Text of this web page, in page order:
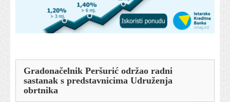
Gradonačelnik Peršurić održao radni
sastanak s predstavnicima Udruženja
obrtnika